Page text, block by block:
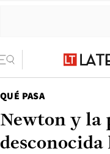
QUÉ PASA
Newton y la